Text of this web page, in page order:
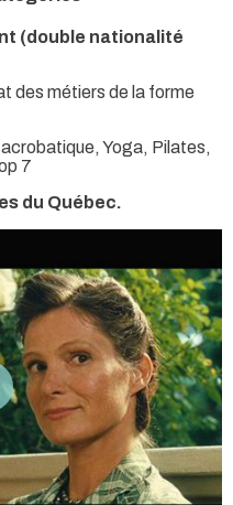
(double nationalité
des métiers de la forme
Yoga, Pilates,
7
du Québec.